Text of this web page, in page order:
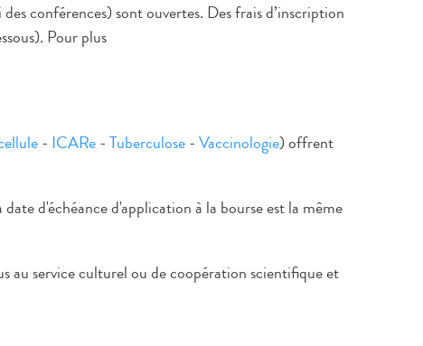
conférences) sont ouvertes. Des frais d’inscription
Pour plus
- ICARe-Tuberculose-Vaccinologie) offrent
date d'échéance d'application à la bourse est la même
au service culturel ou de coopération scientifique et